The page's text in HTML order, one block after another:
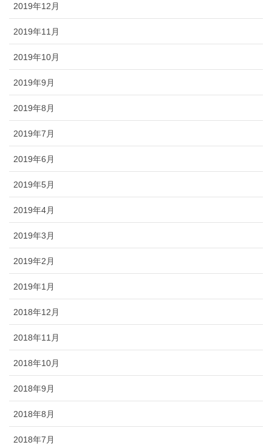
2019年12月
2019年11月
2019年10月
2019年9月
2019年8月
2019年7月
2019年6月
2019年5月
2019年4月
2019年3月
2019年2月
2019年1月
2018年12月
2018年11月
2018年10月
2018年9月
2018年8月
2018年7月